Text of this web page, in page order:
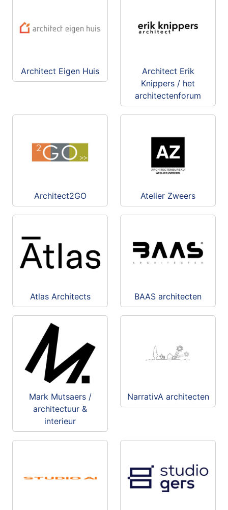
Architect Eigen Huis
Architect Erik
Knippers / het
architectenforum
Architect2GO Atelier Zweers
Atlas Architects BAAS architecten
Mark Mutsaers /
architectuur &
interieur
NarrativA architecten